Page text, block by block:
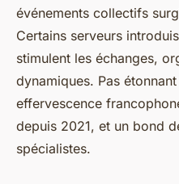
événements collectifs
Certains serveurs
stimulent les échanges,
dynamiques. Pas
effervescence
depuis 2021, et un bond
spécialistes.